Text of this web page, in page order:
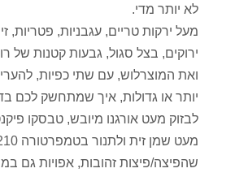
לא יותר מדי.
מעל ירקות טריים, עגבניות, פטריות,
ירוקים, בצל סגול, גבעות קטנות של
ואת המוצרלוש, עם שתי כפיות,
יותר או גדולות, איך שמתחשק לכם
לבזוק מעט אורגנו מיובש, טבסקו
שהפיצה/פיצות זהובות, אפויות גם